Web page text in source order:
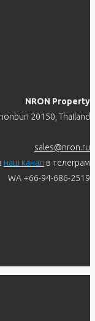
NRON Property
20150, Thailand
sales@nron.ru
наш канал в телеграм
WA +66-94-686-2519